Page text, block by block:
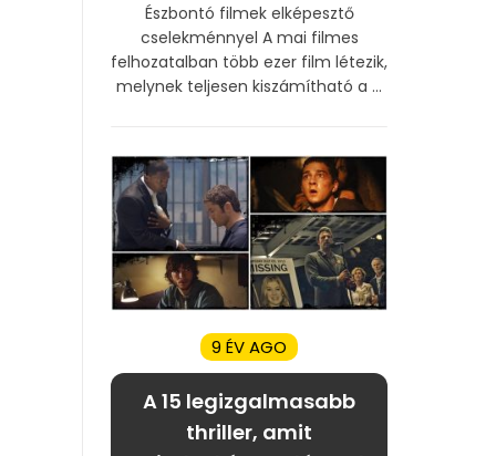
Észbontó filmek elképesztő
cselekménnyel A mai filmes
felhozatalban több ezer film létezik,
melynek teljesen kiszámítható a ...
9 ÉV AGO
A 15 legizgalmasabb
thriller, amit